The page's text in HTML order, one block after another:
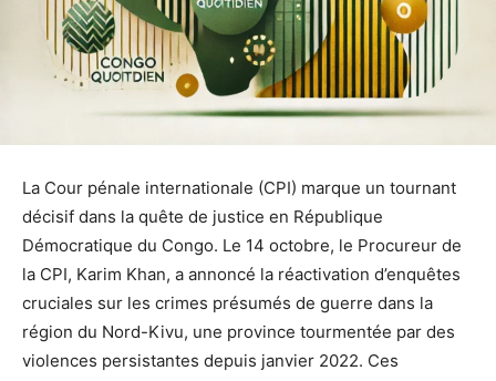
La Cour pénale internationale (CPI) marque un tournant
décisif dans la quête de justice en République
Démocratique du Congo. Le 14 octobre, le Procureur de
la CPI, Karim Khan, a annoncé la réactivation d’enquêtes
cruciales sur les crimes présumés de guerre dans la
région du Nord-Kivu, une province tourmentée par des
violences persistantes depuis janvier 2022. Ces